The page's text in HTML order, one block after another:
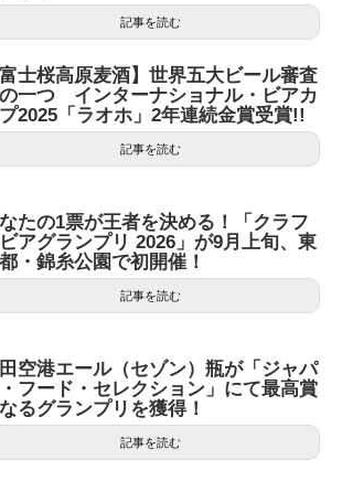
記事を読む
富士桜高原麦酒】世界五大ビール審査
一つ インターナショナル・ビアカ
2025「ラオホ」2年連続金賞受賞!!
記事を読む
たの1票が王者を決める！「クラフ
ビアグランプリ 2026」が9月上旬、東
・錦糸公園で初開催！
記事を読む
空港エール（セゾン）瓶が「ジャパ
フード・セレクション」にて最高賞
るグランプリを獲得！
記事を読む